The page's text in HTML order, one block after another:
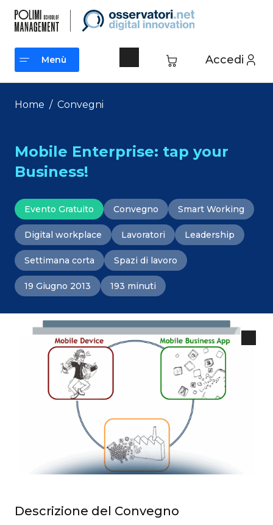
contenuto
Accedi
Menù
Menù
Home / Convegni
Mobile Enterprise: tap your
Business!
Evento Gratuito Convegno Smart Working
Digital workplace Lavoratori Leadership
Settimana corta Spazi di lavoro
19 Giugno 2013 193 minuti
Descrizione del Convegno